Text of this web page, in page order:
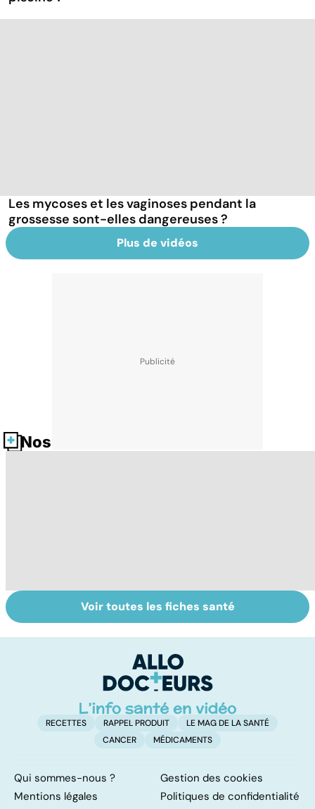
Les mycoses et les vaginoses pendant la
grossesse sont-elles dangereuses ?
Plus de vidéos
Nos fiches santé
Candidose
buccale : quand
Ongles : quand
s'inquiéter ?
Voir toutes les fiches santé
RECETTES RAPPEL PRODUIT
LE MAG DE LA SANTÉ
CANCER
MÉDICAMENTS
Qui sommes-nous ?
Gestion des cookies
Mentions légales
Politiques de confidentialité